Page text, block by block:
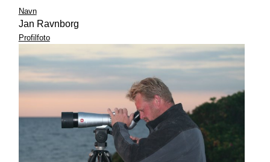
Navn
Jan Ravnborg
Profilfoto